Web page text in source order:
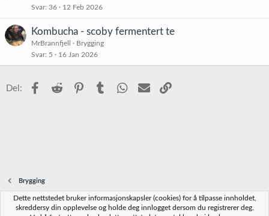
Svar 36 12 Feb 2026
Kombucha - scoby fermentert te
MrBrannfjell
Brygging
Svar 5 16 Jan 2026
Del: Facebook
Reddit PinterestTumblr WhatsApp
E-post
Brygging
Norbrygg-default
Dette nettstedet bruker informasjonskapsler (cookies) for å tilpasse innholdet,
skreddersy din opplevelse og holde deg innlogget dersom du registrerer deg.